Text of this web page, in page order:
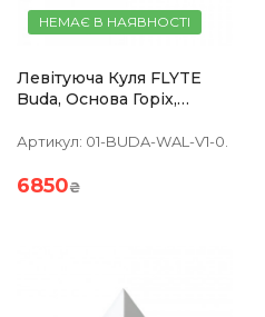
НЕМАЄ В НАЯВНОСТІ
Левітуюча Куля FLYTE
Buda, Основа Горіх,
Артикул: 01-BUDA-WAL-V1-0.
6850₴